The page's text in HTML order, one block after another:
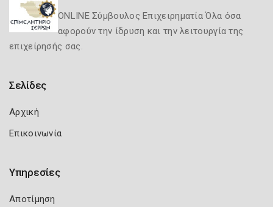
ONLINE Σύμβουλος Επιχειρηματία Όλα όσα
αφορούν την ίδρυση και την λειτουργία της
επιχείρησής σας.
Σελίδες
Αρχική
Επικοινωνία
Υπηρεσίες
Αποτίμηση